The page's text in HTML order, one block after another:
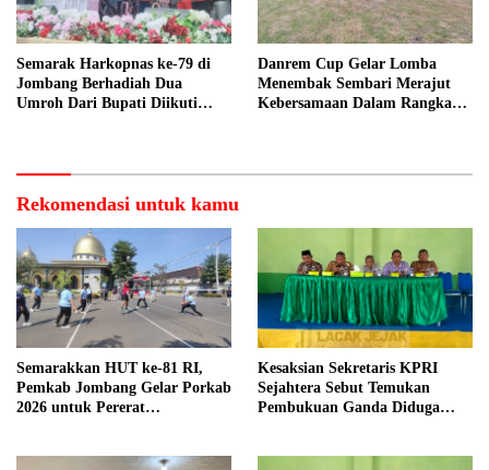
Semarak Harkopnas ke-79 di
Jombang Berhadiah Dua
Umroh Dari Bupati Diikuti
Danrem Cup Gelar Lomba
Menembak Sembari Merajut
Kebersamaan Dalam Rangka
Rekomendasi untuk kamu
Semarakkan HUT ke-81 RI,
Pemkab Jombang Gelar Porkab
2026 untuk Pererat
Kesaksian Sekretaris KPRI
Sejahtera Sebut Temukan
Pembukuan Ganda Diduga